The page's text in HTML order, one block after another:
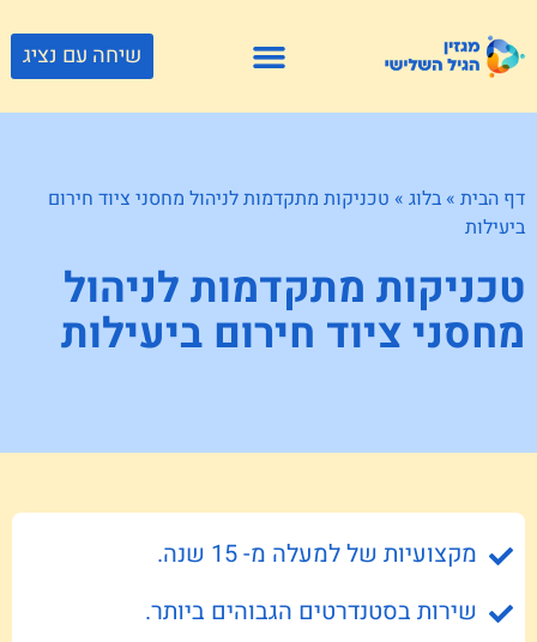
שיחה עם נציג
דף הבית » בלוג » טכניקות מתקדמות לניהול מחסני ציוד חירום
ביעילות
טכניקות מתקדמות לניהול
מחסני ציוד חירום ביעילות
מקצועיות של למעלה מ- 15 שנה.
שירות בסטנדרטים הגבוהים ביותר.